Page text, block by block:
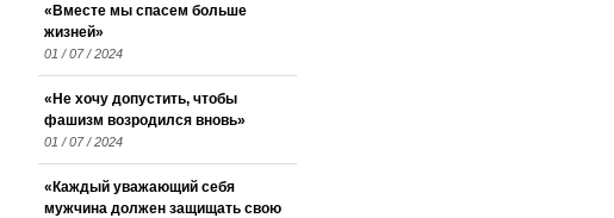
«Вместе мы спасем больше
жизней»
01 / 07 / 2024
«Не хочу допустить, чтобы
фашизм возродился вновь»
01 / 07 / 2024
«Каждый уважающий себя
мужчина должен защищать свою